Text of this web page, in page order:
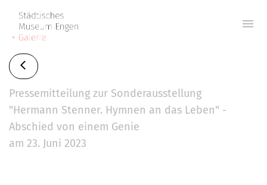
menu
Pressemitteilung zur Sonderausstellung
"Hermann Stenner. Hymnen an das Leben" -
Abschied von einem Genie
am 23. Juni 2023